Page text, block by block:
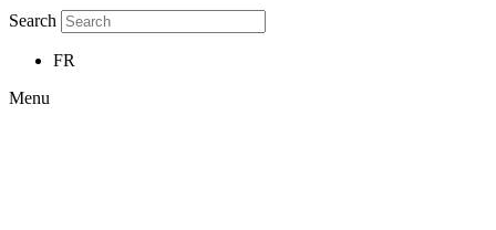
Search
FR
Menu